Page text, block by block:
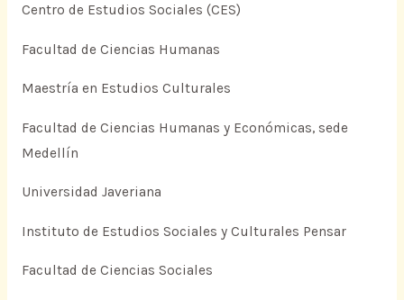
Centro de Estudios Sociales (CES)
Facultad de Ciencias Humanas
Maestría en Estudios Culturales
Facultad de Ciencias Humanas y Económicas, sede
Medellín
Universidad Javeriana
Instituto de Estudios Sociales y Culturales Pensar
Facultad de Ciencias Sociales